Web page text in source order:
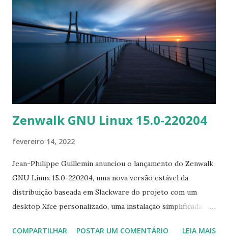
"Absolute Linux 15.0 lançado. Seis anos a partir do 14.2, a
versão 15 do Slackware chegou há alguns dias. Ainda sólida.
Ainda sem systemd. Ainda louco depois de todos esses
anos. Estou tonto. Ainda amo a abordagem que o Slackware
toma em relação ao um sistema sólido e básico. Eu gosto
de vesti-lo apenas o suficiente para torná-lo rapidamente
produtivo e atualizado para mim. Vou manter a 'at...
Zenwalk GNU Linux 15.0-220204
fevereiro 14, 2022
Jean-Philippe Guillemin anunciou o lançamento do Zenwalk
GNU Linux 15.0-220204, uma nova versão estável da
distribuição baseada em Slackware do projeto com um
desktop Xfce personalizado, uma instalação simplificada do
Está disponível apenas para sistemas de 64 bits. "O marco
COMPARTILHAR POSTAR UM COMENTÁRIO LEIA MAIS